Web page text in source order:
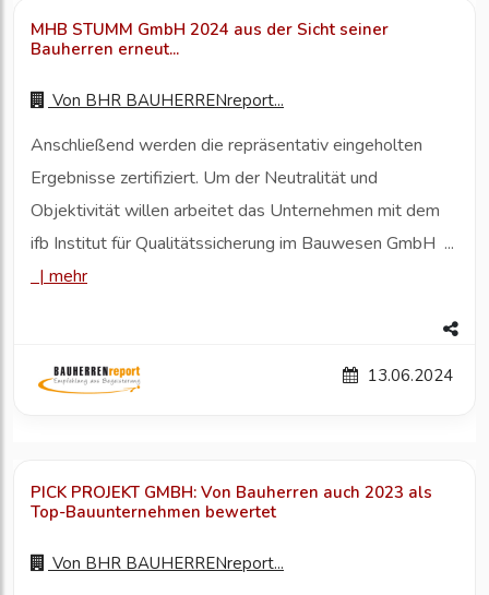
MHB STUMM GmbH 2024 aus der Sicht seiner
Bauherren erneut...
Von BHR BAUHERRENreport...
Anschließend werden die repräsentativ eingeholten
Ergebnisse zertifiziert. Um der Neutralität und
Objektivität willen arbeitet das Unternehmen mit dem
ifb Institut für Qualitätssicherung im Bauwesen GmbH ...
| mehr
13.06.2024
PICK PROJEKT GMBH: Von Bauherren auch 2023 als
Top-Bauunternehmen bewertet
Von BHR BAUHERRENreport...